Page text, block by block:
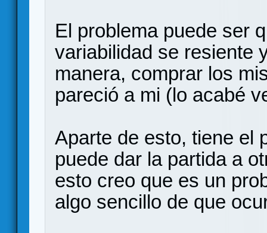
El problema puede ser
variabilidad se resiente
manera, comprar los
pareció a mi (lo acabé
Aparte de esto, tiene el
puede dar la partida a
esto creo que es un
algo sencillo de que